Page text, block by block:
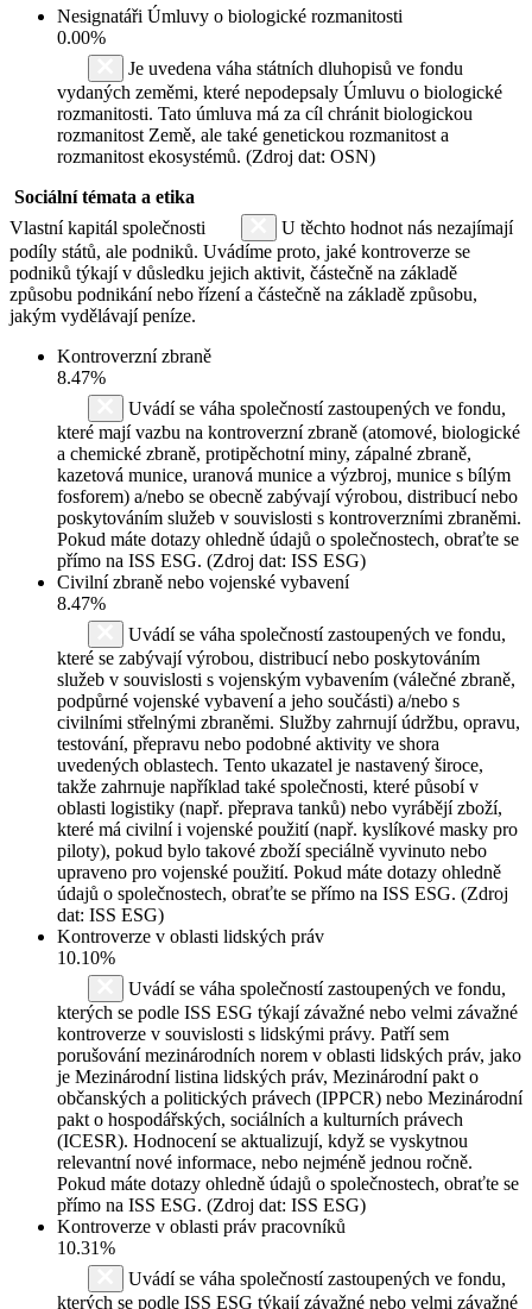
Nesignatáři Úmluvy o biologické rozmanitosti
0.00%
Je uvedena váha státních dluhopisů ve fondu
vydaných zeměmi, které nepodepsaly Úmluvu o biologické
rozmanitosti. Tato úmluva má za cíl chránit biologickou
rozmanitost Země, ale také genetickou rozmanitost a
rozmanitost ekosystémů. (Zdroj dat: OSN)
Sociální témata a etika
Vlastní kapitál společnosti
U těchto hodnot nás nezajímají
podíly států, ale podniků. Uvádíme proto, jaké kontroverze se
podniků týkají v důsledku jejich aktivit, částečně na základě
způsobu podnikání nebo řízení a částečně na základě způsobu,
jakým vydělávají peníze.
Kontroverzní zbraně
8.47%
Uvádí se váha společností zastoupených ve fondu,
které mají vazbu na kontroverzní zbraně (atomové, biologické
a chemické zbraně, protipěchotní miny, zápalné zbraně,
kazetová munice, uranová munice a výzbroj, munice s bílým
fosforem) a/nebo se obecně zabývají výrobou, distribucí nebo
poskytováním služeb v souvislosti s kontroverzními zbraněmi.
Pokud máte dotazy ohledně údajů o společnostech, obraťte se
přímo na ISS ESG. (Zdroj dat: ISS ESG)
Civilní zbraně nebo vojenské vybavení
8.47%
Uvádí se váha společností zastoupených ve fondu,
které se zabývají výrobou, distribucí nebo poskytováním
služeb v souvislosti s vojenským vybavením (válečné zbraně,
podpůrné vojenské vybavení a jeho součásti) a/nebo s
civilními střelnými zbraněmi. Služby zahrnují údržbu, opravu,
testování, přepravu nebo podobné aktivity ve shora
uvedených oblastech. Tento ukazatel je nastavený široce,
takže zahrnuje například také společnosti, které působí v
oblasti logistiky (např. přeprava tanků) nebo vyrábějí zboží,
které má civilní i vojenské použití (např. kyslíkové masky pro
piloty), pokud bylo takové zboží speciálně vyvinuto nebo
upraveno pro vojenské použití. Pokud máte dotazy ohledně
údajů o společnostech, obraťte se přímo na ISS ESG. (Zdroj
dat: ISS ESG)
Kontroverze v oblasti lidských práv
10.10%
Uvádí se váha společností zastoupených ve fondu,
kterých se podle ISS ESG týkají závažné nebo velmi závažné
kontroverze v souvislosti s lidskými právy. Patří sem
porušování mezinárodních norem v oblasti lidských práv, jako
je Mezinárodní listina lidských práv, Mezinárodní pakt o
občanských a politických právech (IPPCR) nebo Mezinárodní
pakt o hospodářských, sociálních a kulturních právech
(ICESR). Hodnocení se aktualizují, když se vyskytnou
relevantní nové informace, nebo nejméně jednou ročně.
Pokud máte dotazy ohledně údajů o společnostech, obraťte se
přímo na ISS ESG. (Zdroj dat: ISS ESG)
Kontroverze v oblasti práv pracovníků
10.31%
Uvádí se váha společností zastoupených ve fondu,
kterých se podle ISS ESG týkají závažné nebo velmi závažné